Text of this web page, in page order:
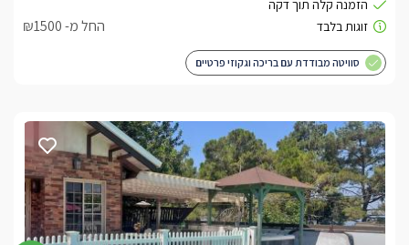
החל מ- ₪1500
סוויטה מבודדת עם בריכה וגקוזי פרטיים